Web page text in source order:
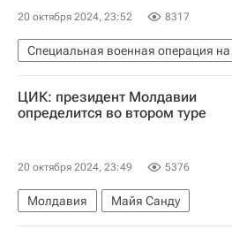
20 октября 2024, 23:52 8317
Специальная военная операция
В мире
Россия Украина
Сара Вагенкнехт
Фридрих Мерц
Вооруженные силы Украины
ЦИК: президент Молдавии
определится во втором туре
20 октября 2024, 23:49 5376
Молдавия
Майя Санду
Выборы в Молдавии — 2024
В